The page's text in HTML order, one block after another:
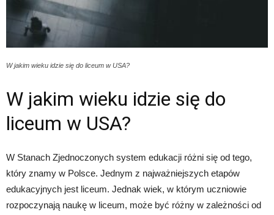
W jakim wieku idzie się do liceum w USA?
W jakim wieku idzie się do
liceum w USA?
W Stanach Zjednoczonych system edukacji różni się od tego,
który znamy w Polsce. Jednym z najważniejszych etapów
edukacyjnych jest liceum. Jednak wiek, w którym uczniowie
rozpoczynają naukę w liceum, może być różny w zależności od